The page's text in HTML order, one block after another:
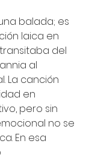
balada; es
laica en
del
al
La canción
en
pero sin
no se
En esa